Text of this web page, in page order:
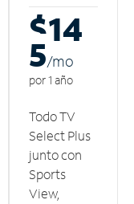
$14
5/mo
por 1 año
Todo TV
Select Plus
junto con
Sports
View,